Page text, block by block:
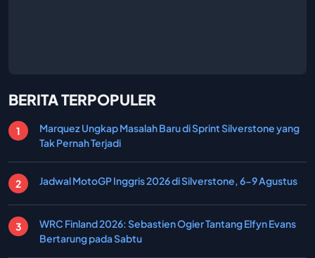
BERITA TERPOPULER
Marquez Ungkap Masalah Baru di Sprint Silverstone yang
Tak Pernah Terjadi
Jadwal MotoGP Inggris 2026 di Silverstone, 6-9 Agustus
WRC Finland 2026: Sebastien Ogier Tantang Elfyn Evans
Bertarung pada Sabtu